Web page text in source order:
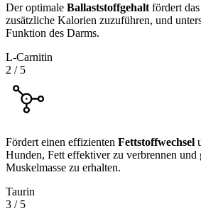
Der optimale Ballaststoffgehalt fördert
zusätzliche Kalorien zuzuführen, und
Funktion des Darms.
L-Carnitin
2 / 5
Fördert einen effizienten Fettstoffwechsel
Hunden, Fett effektiver zu verbrennen und
Muskelmasse zu erhalten.
Taurin
3 / 5